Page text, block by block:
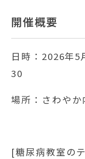
開催概要
日時：2026年
30
場所：さわや
[糖尿病教室の